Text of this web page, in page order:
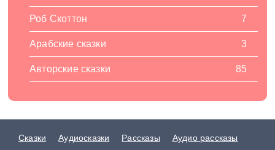
Роб Скоттон 7
Арабские сказки 3
Авторские сказки 85
Сказки Аудиосказки Рассказы Аудио рассказы